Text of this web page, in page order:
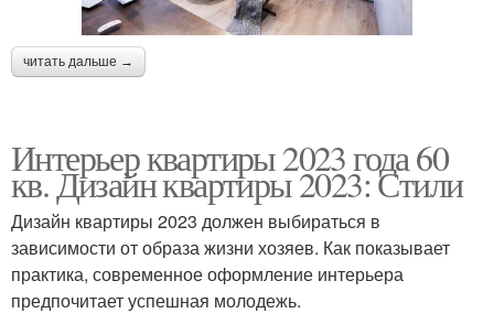
читать дальше →
Интерьер квартиры 2023 года 60
кв. Дизайн квартиры 2023: Стили
Дизайн квартиры 2023 должен выбираться в
зависимости от образа жизни хозяев. Как показывает
практика, современное оформление интерьера
предпочитает успешная молодежь.